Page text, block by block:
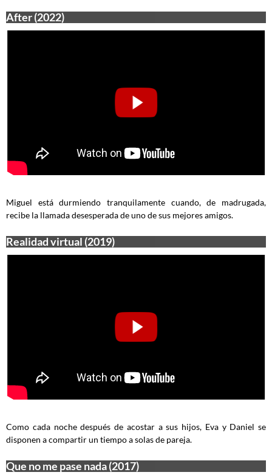
After (2022)
Miguel está durmiendo tranquilamente cuando, de madrugada,
recibe la llamada desesperada de uno de sus mejores amigos.
Realidad virtual (2019)
Como cada noche después de acostar a sus hijos, Eva y Daniel se
disponen a compartir un tiempo a solas de pareja.
Que no me pase nada (2017)